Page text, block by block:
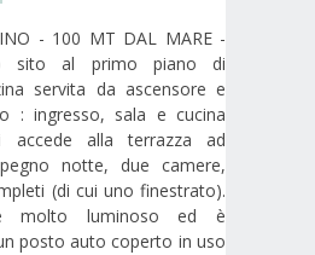
- 100 MT DAL MARE -
sito al primo piano di
servita da ascensore e
: ingresso, sala e cucina
accede alla terrazza ad
notte, due camere,
(di cui uno finestrato).
molto luminoso ed è
posto auto coperto in uso